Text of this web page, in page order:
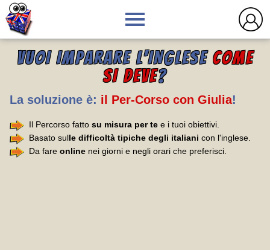
VUOI IMPARARE L'INGLESE COME
SI DEVE?
La soluzione è: il Per-Corso con Giulia!
Il Percorso fatto su misura per te e i tuoi obiettivi.
Basato sulle difficoltà tipiche degli italiani con l'inglese.
Da fare online nei giorni e negli orari che preferisci.